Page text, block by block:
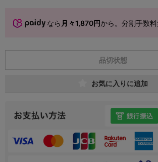
なら 月々1,870円から。分割手数
品切状態
お気に入りに追加